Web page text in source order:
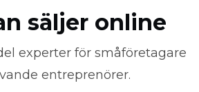
säljer online
experter för småföretagare
entreprenörer.